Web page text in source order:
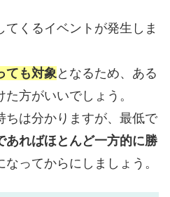
てくるイベントが発生しま
ても対象となるため、ある
方がいいでしょう。
ちは分かりますが、最低で
あればほとんど一方的に勝
なってからにしましょう。